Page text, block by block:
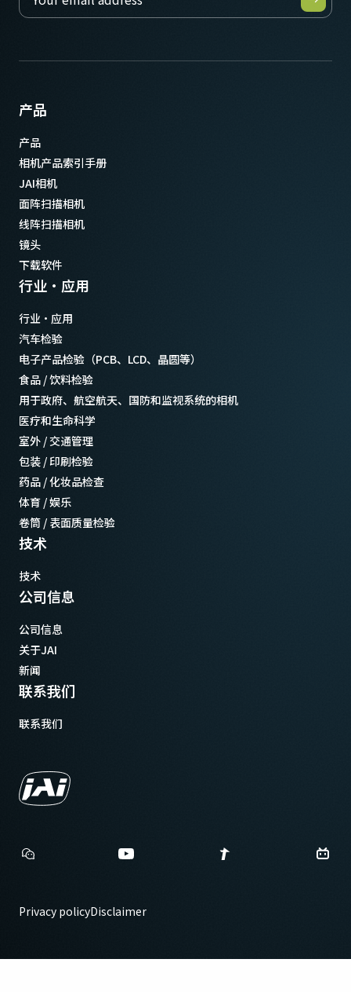
产品
产品
相机产品索引手册
JAI相机
面阵扫描相机
线阵扫描相机
镜头
下载软件
行业·应用
行业·应用
汽车检验
电子产品检验（PCB、LCD、晶圆等）
食品 / 饮料检验
用于政府、航空航天、国防和监视系统的相机
医疗和生命科学
室外 / 交通管理
包装 / 印刷检验
药品 / 化妆品检查
体育 / 娱乐
卷筒 / 表面质量检验
技术
技术
公司信息
公司信息
关于JAI
新闻
联系我们
联系我们
Privacy policyDisclaimer